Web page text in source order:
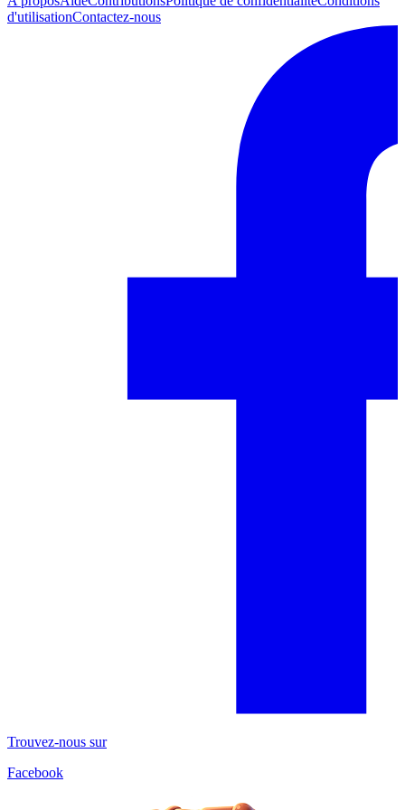
d'utilisationContactez-nous
Trouvez-nous sur
Facebook